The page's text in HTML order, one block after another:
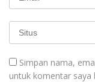
Simpan nama,
untuk komentar saya